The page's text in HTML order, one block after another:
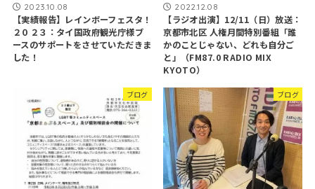
2023.10.08
【実績報告】レインボーフェスタ！
２０２３：タイ国政府観光庁様ブ
ースのサポートをさせていただきま
した！
2022.12.08
【ラジオ出演】12/11（日）放送：
京都市北区 人権月間特別番組「誰
かのことじゃない、どれも自分ご
と」（FM87.0 RADIO MIX
KYOTO）
ブログ ブログ